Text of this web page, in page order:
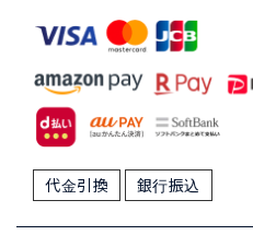
代金引換 銀行振込